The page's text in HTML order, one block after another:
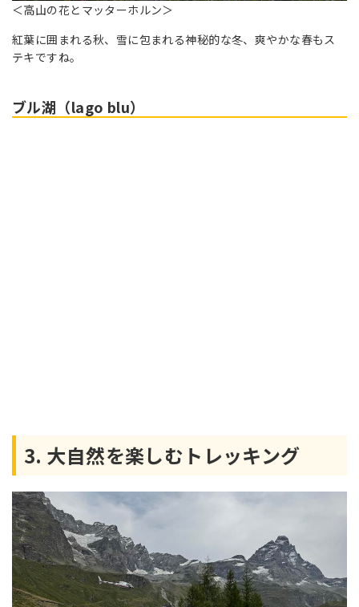
＜高山の花とマッターホルン＞
紅葉に囲まれる秋、雪に包まれる神秘的な冬、爽やかな春もス
テキですね。
ブル湖（lago blu）
3. 大自然を楽しむトレッキング